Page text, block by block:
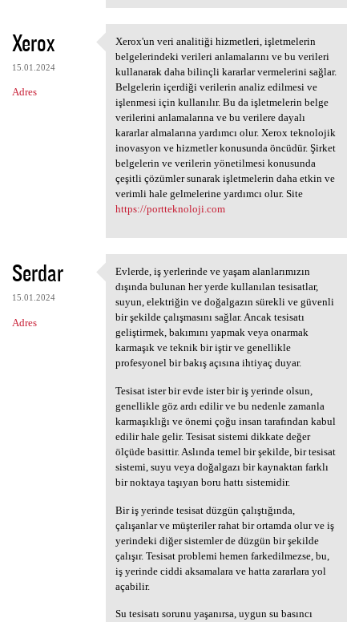
Xerox
15.01.2024
Adres
Xerox'un veri analitiği
Xerox'un veri analitiği hizmetleri, işletmelerin
belgelerindeki verileri anlamalarını ve bu verileri
kullanarak daha bilinçli kararlar vermelerini sağlar.
Belgelerin içerdiği verilerin analiz edilmesi ve
işlenmesi için kullanılır. Bu da işletmelerin belge
verilerini anlamalarına ve bu verilere dayalı
kararlar almalarına yardımcı olur. Xerox teknolojik
inovasyon ve hizmetler konusunda öncüdür. Şirket
belgelerin ve verilerin yönetilmesi konusunda
çeşitli çözümler sunarak işletmelerin daha etkin ve
verimli hale gelmelerine yardımcı olur. Site
https://portteknoloji.com
Serdar
15.01.2024
Adres
Evlerde, iş yerlerinde ve
Evlerde, iş yerlerinde ve yaşam alanlarımızın
dışında bulunan her yerde kullanılan tesisatlar,
suyun, elektriğin ve doğalgazın sürekli ve güvenli
bir şekilde çalışmasını sağlar. Ancak tesisatı
geliştirmek, bakımını yapmak veya onarmak
karmaşık ve teknik bir iştir ve genellikle
profesyonel bir bakış açısına ihtiyaç duyar.
Tesisat ister bir evde ister bir iş yerinde olsun,
genellikle göz ardı edilir ve bu nedenle zamanla
karmaşıklığı ve önemi çoğu insan tarafından kabul
edilir hale gelir. Tesisat sistemi dikkate değer
ölçüde basittir. Aslında temel bir şekilde, bir tesisat
sistemi, suyu veya doğalgazı bir kaynaktan farklı
bir noktaya taşıyan boru hattı sistemidir.
Bir iş yerinde tesisat düzgün çalıştığında,
çalışanlar ve müşteriler rahat bir ortamda olur ve iş
yerindeki diğer sistemler de düzgün bir şekilde
çalışır. Tesisat problemi hemen farkedilmezse, bu,
iş yerinde ciddi aksamalara ve hatta zararlara yol
açabilir.
Su tesisatı sorunu yaşanırsa, uygun su basıncı